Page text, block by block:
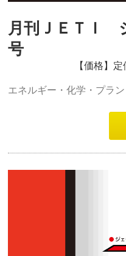
月刊ＪＥＴＩ
号
【価格】定
エネルギー・化学・プラ